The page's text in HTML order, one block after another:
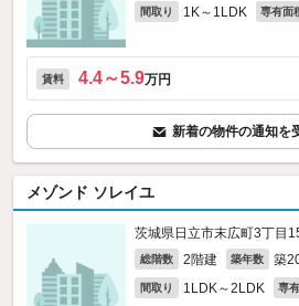
間取り 1K～1LDK 専有面
賃料 4.4～5.9万円
新着の物件の通知を
メゾンド ソレイユ
茨城県日立市末広町3丁目
総階数 2階建 築年数 築
間取り 1LDK～2LDK 専